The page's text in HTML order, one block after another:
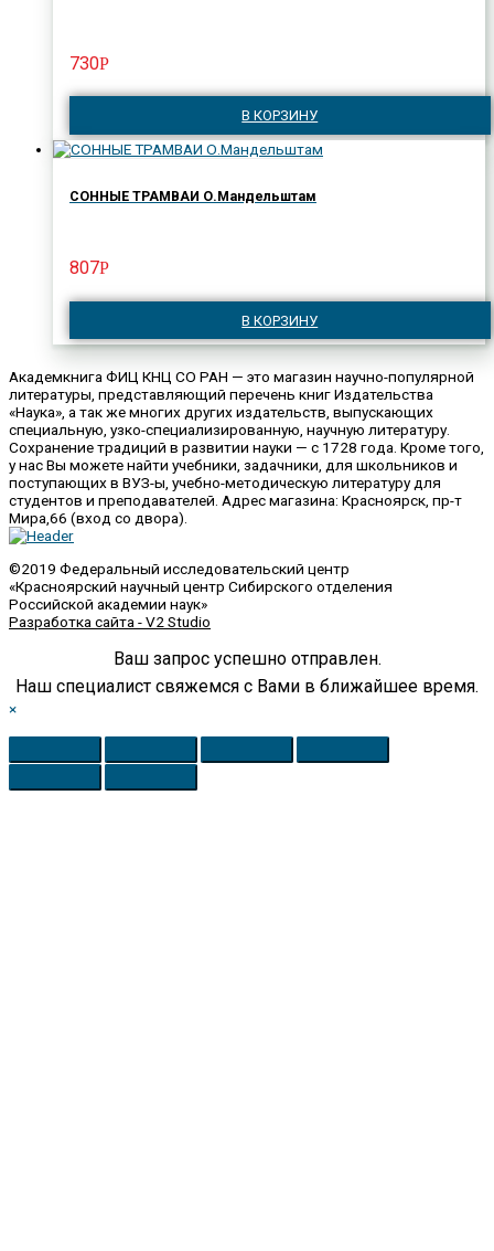
730Р
В КОРЗИНУ
СОННЫЕ ТРАМВАИ О.Мандельштам
807Р
В КОРЗИНУ
Академкнига ФИЦ КНЦ СО РАН — это магазин научно-популярной
литературы, представляющий перечень книг Издательства
«Наука», а так же многих других издательств, выпускающих
специальную, узко-специализированную, научную литературу.
Сохранение традиций в развитии науки — с 1728 года. Кроме того,
у нас Вы можете найти учебники, задачники, для школьников и
поступающих в ВУЗ-ы, учебно-методическую литературу для
студентов и преподавателей. Адрес магазина: Красноярск, пр-т
Мира,66 (вход со двора).
©2019 Федеральный исследовательский центр
«Красноярский научный центр Сибирского отделения
Российской академии наук»
Разработка сайта - V2 Studio
Ваш запрос успешно отправлен.
Наш специалист свяжемся с Вами в ближайшее время.
×